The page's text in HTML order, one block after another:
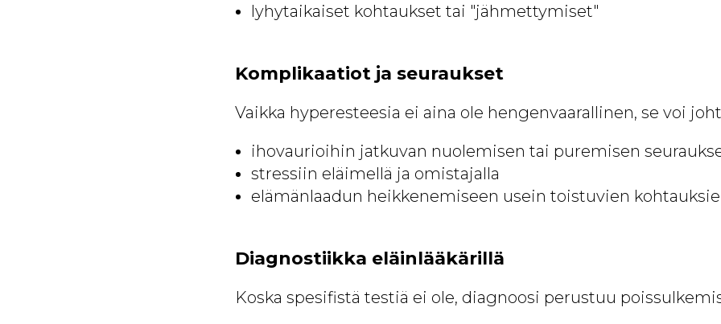
lyhytaikaiset kohtaukset tai "jähmettymiset"
Komplikaatiot ja seuraukset
Vaikka hyperesteesia ei aina ole hengenvaarallinen, se voi
ihovaurioihin jatkuvan nuolemisen tai puremisen
stressiin eläimellä ja omistajalla
elämänlaadun heikkenemiseen usein toistuvien
Diagnostiikka eläinlääkärillä
Koska spesifistä testiä ei ole, diagnoosi perustuu